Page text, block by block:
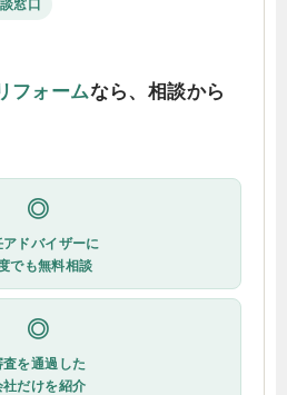
窓口
フォームなら、相談から
◎
ドバイザーに
でも無料相談
◎
査を通過した
社だけを紹介